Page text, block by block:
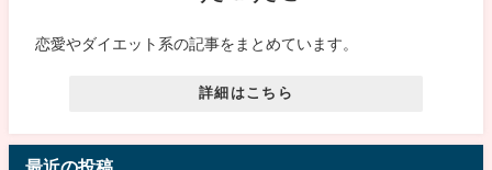
恋愛やダイエット系の記事をまとめています。
詳細はこちら
最近の投稿